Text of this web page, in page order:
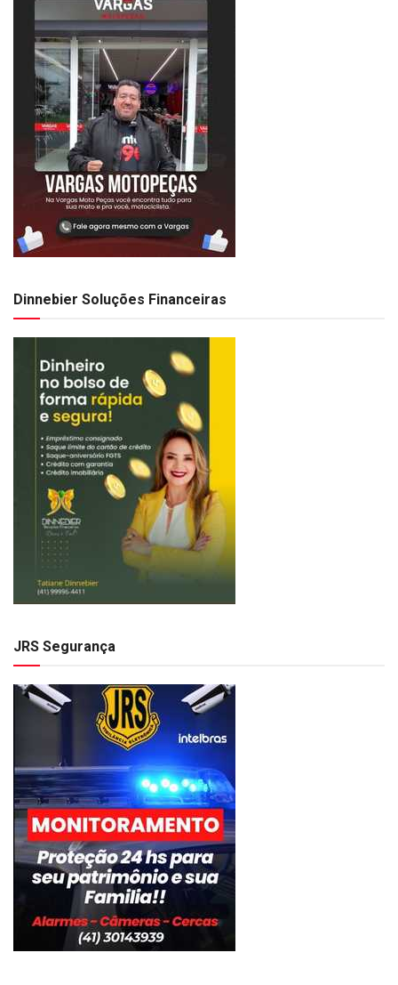
Dinnebier Soluções Financeiras
JRS Segurança